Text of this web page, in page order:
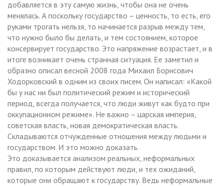
добавляется в эту самую жизнь, чтобы она не очень
менялась. А поскольку государство – ценность, то есть, его
руками трогать нельзя, то начинается разрыв между тем,
что нужно было бы делать, и тем состоянием, которое
консервирует государство. Это напряжение возрастает, и в
итоге возникает очень странная ситуация. Ее заметил и
образно описал весной 2008 года Михаил Борисович
Ходорковский в одним из своих писем. Он написал: «Какой
бы у нас ни был политический режим и исторический
период, всегда получается, что люди живут как будто при
оккупационном режиме». Не важно – царская империя,
советская власть, новая демократическая власть.
Складываются отчужденные отношения между людьми и
государством. И это можно доказать.
Это доказывается анализом реальных, неформальных
правил, по которым действуют люди, и тех ожиданий,
которые они обращают к государству. Ведь неформальные